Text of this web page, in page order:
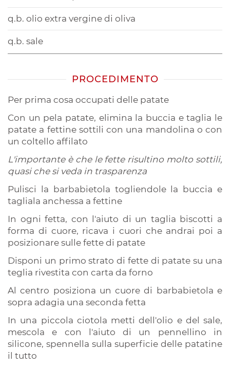
q.b. olio extra vergine di oliva
q.b. sale
PROCEDIMENTO
Per prima cosa occupati delle patate
Con un pela patate, elimina la buccia e taglia le
patate a fettine sottili con una mandolina o con
un coltello affilato
L'importante è che le fette risultino molto sottili,
quasi che si veda in trasparenza
Pulisci la barbabietola togliendole la buccia e
tagliala anchessa a fettine
In ogni fetta, con l'aiuto di un taglia biscotti a
forma di cuore, ricava i cuori che andrai poi a
posizionare sulle fette di patate
Disponi un primo strato di fette di patate su una
teglia rivestita con carta da forno
Al centro posiziona un cuore di barbabietola e
sopra adagia una seconda fetta
In una piccola ciotola metti dell'olio e del sale,
mescola e con l'aiuto di un pennellino in
silicone, spennella sulla superficie delle patatine
il tutto